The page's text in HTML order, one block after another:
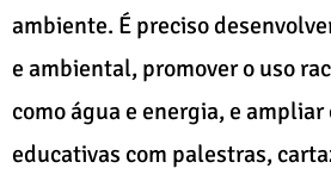
ambiente. É preciso
e ambiental, promover o uso
como água e energia, e ampliar
educativas com palestras,